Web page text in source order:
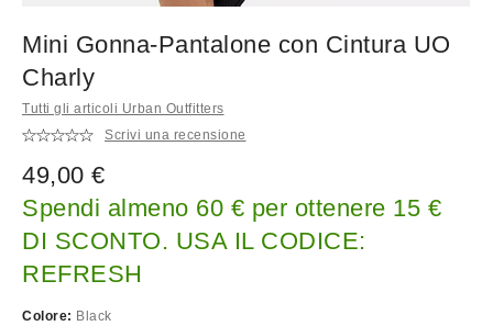
Mini Gonna-Pantalone con Cintura UO
Charly
Tutti gli articoli Urban Outfitters
Scrivi una recensione
49,00 €
Spendi almeno 60 € per ottenere 15 €
DI SCONTO. USA IL CODICE:
REFRESH
Colore: Black